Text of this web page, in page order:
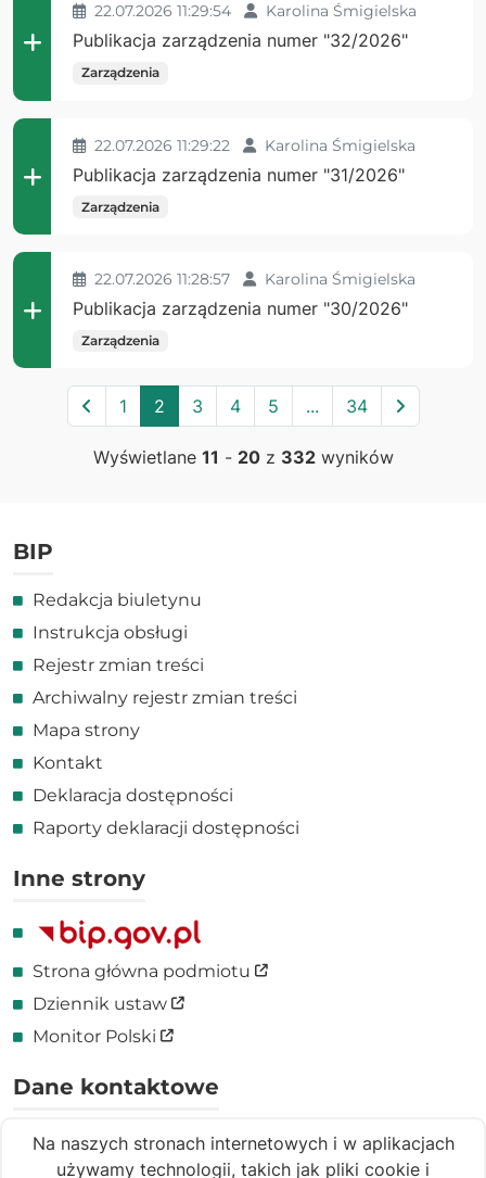
Na naszych stronach internetowych i w aplikacjach
używamy technologii, takich jak pliki cookie i
22.07.2026 11:29:54 Karolina Śmigielska
Publikacja zarządzenia numer "32/2026"
Zarządzenia
22.07.2026 11:29:22 Karolina Śmigielska
Publikacja zarządzenia numer "31/2026"
Zarządzenia
22.07.2026 11:28:57 Karolina Śmigielska
Publikacja zarządzenia numer "30/2026"
Zarządzenia
Poprzednia
1 2 3 4 5 ... 34 Następna
Wyświetlane 11 - 20z 332wyników
BIP
Redakcja biuletynu
Instrukcja obsługi
Rejestr zmian treści
Archiwalny rejestr zmian treści
Mapa strony
Kontakt
Deklaracja dostępności
Raporty deklaracji dostępności
Inne strony
Strona główna podmiotu
Link zewnętrzny
Dziennik ustaw
Link zewnętrzny
Monitor Polski
Link zewnętrzny
Dane kontaktowe
ul. Garbary 15, 61-866 Poznań
(+48 61) 885 05 00